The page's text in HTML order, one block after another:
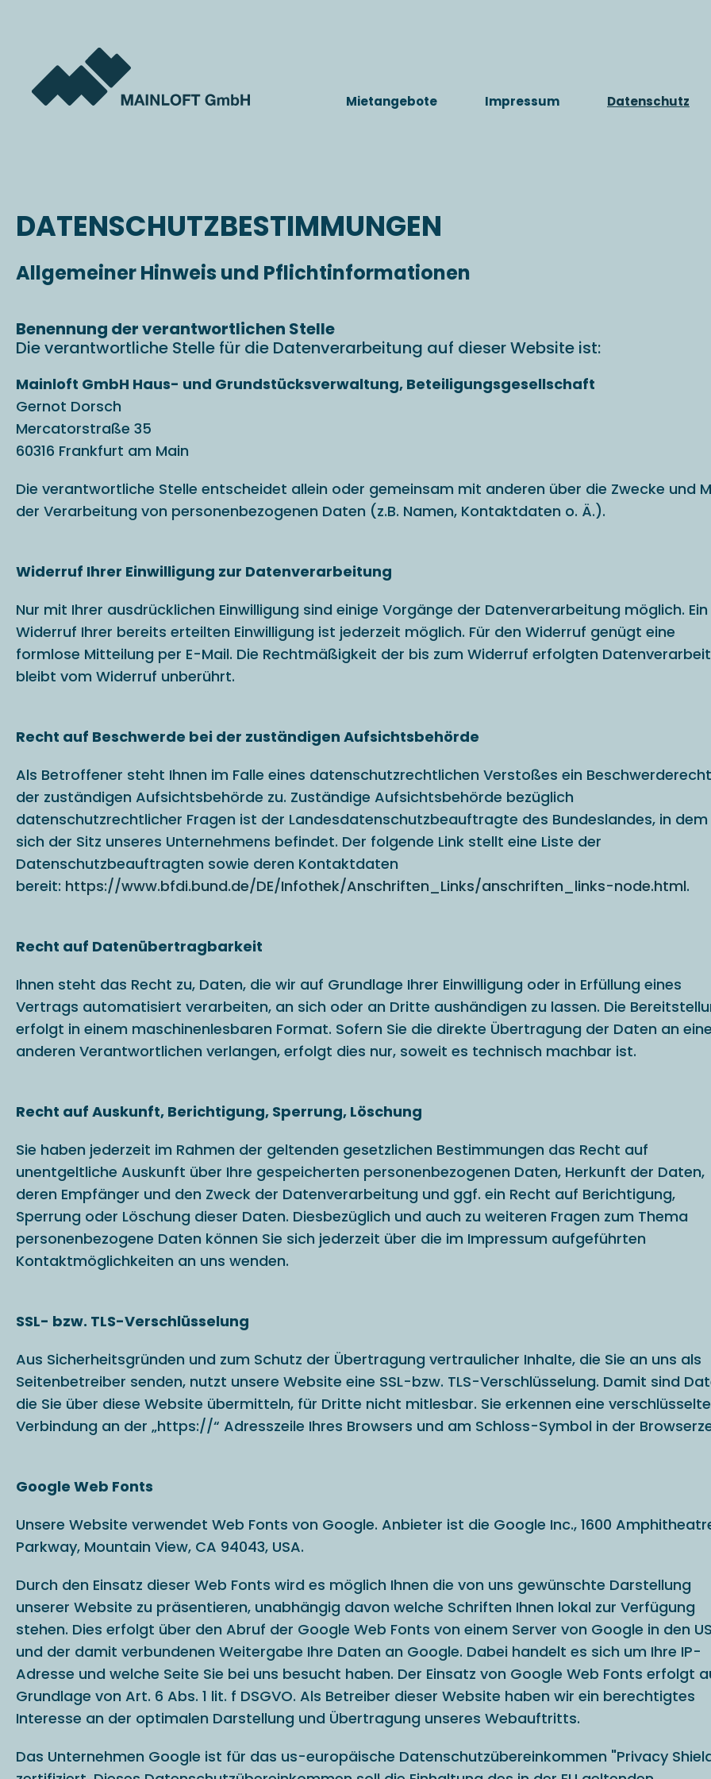
Mietangebote Impressum Datenschutz
DATENSCHUTZBESTIMMUNGEN
Allgemeiner Hinweis und Pflichtinformationen
Benennung der verantwortlichen Stelle
Die verantwortliche Stelle für die Datenverarbeitung auf dieser Website ist:
Mainloft GmbH Haus- und Grundstücksverwaltung, Beteiligungsgesellschaft
Gernot Dorsch
Mercatorstraße 35
60316 Frankfurt am Main
Die verantwortliche Stelle entscheidet allein oder gemeinsam mit anderen über die Zwecke und
der Verarbeitung von personenbezogenen Daten (z.B. Namen, Kontaktdaten o. Ä.).
Widerruf Ihrer Einwilligung zur Datenverarbeitung
Nur mit Ihrer ausdrücklichen Einwilligung sind einige Vorgänge der Datenverarbeitung möglich. Ein
Widerruf Ihrer bereits erteilten Einwilligung ist jederzeit möglich. Für den Widerruf genügt eine
formlose Mitteilung per E-Mail. Die Rechtmäßigkeit der bis zum Widerruf erfolgten
bleibt vom Widerruf unberührt.
Recht auf Beschwerde bei der zuständigen Aufsichtsbehörde
Als Betroffener steht Ihnen im Falle eines datenschutzrechtlichen Verstoßes ein
der zuständigen Aufsichtsbehörde zu. Zuständige Aufsichtsbehörde bezüglich
datenschutzrechtlicher Fragen ist der Landesdatenschutzbeauftragte des Bundeslandes, in dem
sich der Sitz unseres Unternehmens befindet. Der folgende Link stellt eine Liste der
Datenschutzbeauftragten sowie deren Kontaktdaten
bereit: https://www.bfdi.bund.de/DE/Infothek/Anschriften_Links/anschriften_links-node.html.
Recht auf Datenübertragbarkeit
Ihnen steht das Recht zu, Daten, die wir auf Grundlage Ihrer Einwilligung oder in Erfüllung eines
Vertrags automatisiert verarbeiten, an sich oder an Dritte aushändigen zu lassen. Die
erfolgt in einem maschinenlesbaren Format. Sofern Sie die direkte Übertragung der Daten an
anderen Verantwortlichen verlangen, erfolgt dies nur, soweit es technisch machbar ist.
Recht auf Auskunft, Berichtigung, Sperrung, Löschung
Sie haben jederzeit im Rahmen der geltenden gesetzlichen Bestimmungen das Recht auf
unentgeltliche Auskunft über Ihre gespeicherten personenbezogenen Daten, Herkunft der Daten,
deren Empfänger und den Zweck der Datenverarbeitung und ggf. ein Recht auf Berichtigung,
Sperrung oder Löschung dieser Daten. Diesbezüglich und auch zu weiteren Fragen zum Thema
personenbezogene Daten können Sie sich jederzeit über die im Impressum aufgeführten
Kontaktmöglichkeiten an uns wenden.
SSL- bzw. TLS-Verschlüsselung
Aus Sicherheitsgründen und zum Schutz der Übertragung vertraulicher Inhalte, die Sie an uns als
Seitenbetreiber senden, nutzt unsere Website eine SSL-bzw. TLS-Verschlüsselung. Damit sind
die Sie über diese Website übermitteln, für Dritte nicht mitlesbar. Sie erkennen eine verschlüsselte
Verbindung an der „https://“ Adresszeile Ihres Browsers und am Schloss-Symbol in der
Google Web Fonts
Unsere Website verwendet Web Fonts von Google. Anbieter ist die Google Inc., 1600
Parkway, Mountain View, CA 94043, USA.
Durch den Einsatz dieser Web Fonts wird es möglich Ihnen die von uns gewünschte Darstellung
unserer Website zu präsentieren, unabhängig davon welche Schriften Ihnen lokal zur Verfügung
stehen. Dies erfolgt über den Abruf der Google Web Fonts von einem Server von Google in den
und der damit verbundenen Weitergabe Ihre Daten an Google. Dabei handelt es sich um Ihre IP-
Adresse und welche Seite Sie bei uns besucht haben. Der Einsatz von Google Web Fonts erfolgt
Grundlage von Art. 6 Abs. 1 lit. f DSGVO. Als Betreiber dieser Website haben wir ein berechtigtes
Interesse an der optimalen Darstellung und Übertragung unseres Webauftritts.
Das Unternehmen Google ist für das us-europäische Datenschutzübereinkommen "Privacy